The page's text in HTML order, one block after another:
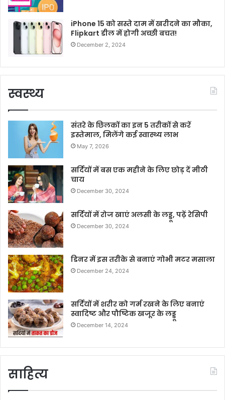
iPhone 15 को सस्ते दाम में खरीदने का मौका,
Flipkart डील में होगी अच्छी बचत!
December 2, 2024
स्वस्थ्य
संतरे के छिलकों का इन 5 तरीकों से करें
इस्तेमाल, मिलेंगे कई स्वास्थ्य लाभ
May 7, 2026
सर्दियों में बस एक महीने के लिए छोड़ दें मीठी
चाय
December 30, 2024
सर्दियों में रोज खाएं अलसी के लड्डू, पढ़ें रेसिपी
December 30, 2024
डिनर में इस तरीके से बनाएं गोभी मटर मसाला
December 24, 2024
सर्दियों में शरीर को गर्म रखने के लिए बनाएं
स्वादिष्ट और पौष्टिक खजूर के लड्डू
December 14, 2024
साहित्य